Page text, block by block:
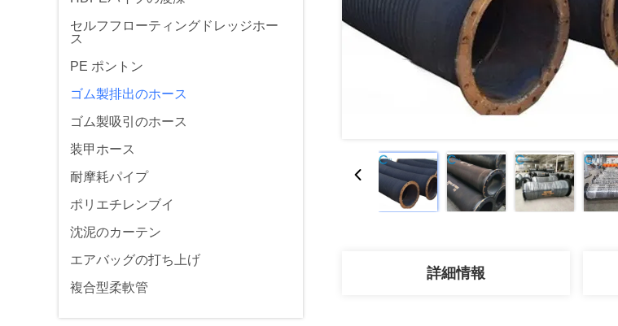
セルフフローティングドレッジホー
ス
PE ポントン
ゴム製排出のホース
ゴム製吸引のホース
装甲ホース
耐摩耗パイプ
ポリエチレンブイ
沈泥のカーテン
エアバッグの打ち上げ
複合型柔軟管
詳細情報